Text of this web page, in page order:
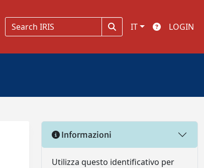
IT LOGIN
Informazioni
Utilizza questo identificativo per